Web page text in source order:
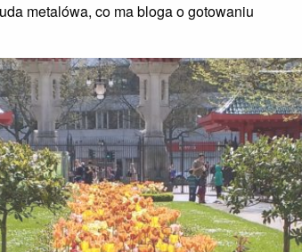
metalówa, co ma bloga o gotowaniu